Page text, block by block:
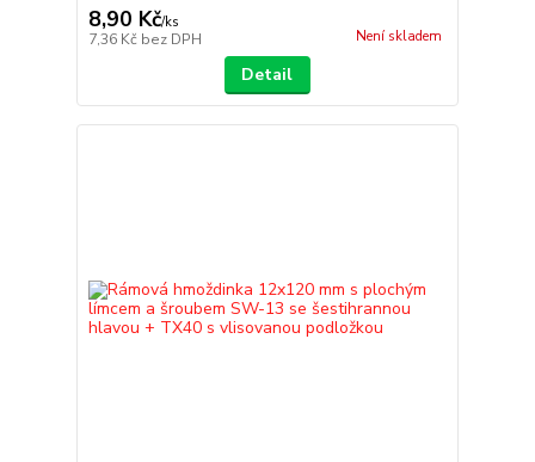
8,90 Kč/ks
7,36 Kč bez DPH Není skladem
Detail